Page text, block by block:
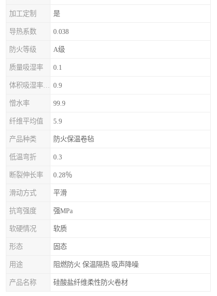
加工定制 是
导热系数 0.038
防火等级 A级
质量吸湿率 0.1
0.9
憎水率 99.9
纤维平均值 5.9
产品种类 防火保温卷毡
低温弯折 0.3
断裂伸长率 0.28％
滑动方式 平滑
抗弯强度 强MPa
软硬情况 软质
形态 固态
用途 阻燃防火 保温隔热 吸声降噪
产品名称 硅酸盐纤维柔性防火卷材